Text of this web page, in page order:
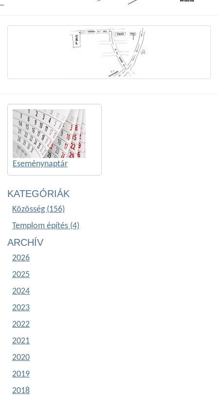
Eseménynaptár
KATEGÓRIÁK
Közösség (156)
Templom építés (4)
ARCHÍV
2026
2025
2024
2023
2022
2021
2020
2019
2018